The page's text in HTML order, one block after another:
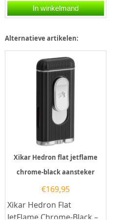
Stijlvolle luxe met
krachtige vlamDe Xikar
In winkelmand
Alternatieve artikelen:
Xikar Hedron flat jetflame
chrome-black aansteker
€169,95
Xikar Hedron Flat
JetFlame Chrome-Black –